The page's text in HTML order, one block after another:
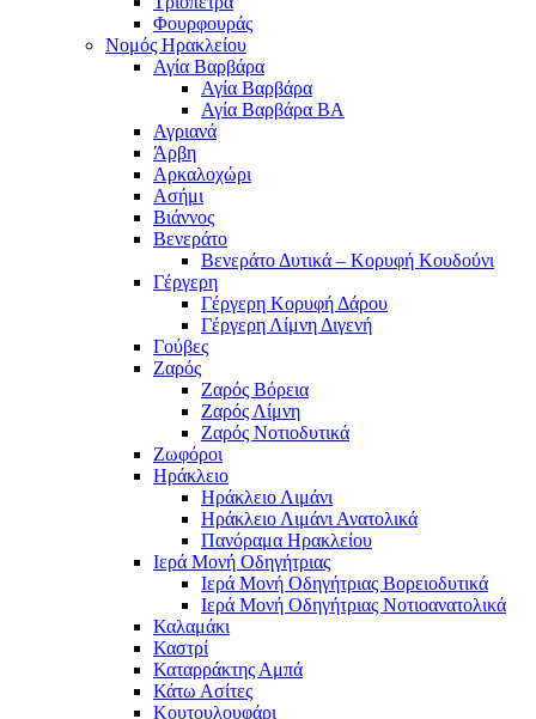
Φουρφουράς
Νομός Ηρακλείου
Αγία Βαρβάρα
Αγία Βαρβάρα
Αγία Βαρβάρα ΒΑ
Αγριανά
Άρβη
Αρκαλοχώρι
Ασήμι
Βιάννος
Βενεράτο
Βενεράτο Δυτικά – Κορυφή Κουδούνι
Γέργερη
Γέργερη Κορυφή Δάρου
Γέργερη Λίμνη Διγενή
Γούβες
Ζαρός
Ζαρός Βόρεια
Ζαρός Λίμνη
Ζαρός Νοτιοδυτικά
Ζωφόροι
Ηράκλειο
Ηράκλειο Λιμάνι
Ηράκλειο Λιμάνι Ανατολικά
Πανόραμα Ηρακλείου
Ιερά Μονή Οδηγήτριας
Ιερά Μονή Οδηγήτριας Βορειοδυτικά
Ιερά Μονή Οδηγήτριας Νοτιοανατολικά
Καλαμάκι
Καστρί
Καταρράκτης Αμπά
Κάτω Ασίτες
Κουτουλουφάρι